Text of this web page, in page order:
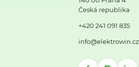
Česká republika
+420 241 091 835
info@elektrowin.cz